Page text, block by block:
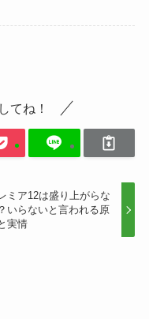
てね！
ミア12は盛り上がらな
いらないと言われる原
実情